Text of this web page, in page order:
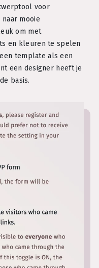
voor
mooie
om met
en kleuren te spelen
template als een
een designer heeft je
basis.